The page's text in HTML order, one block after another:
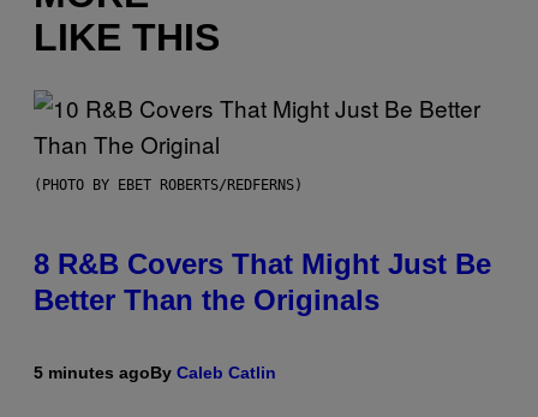
LIKE THIS
(PHOTO BY EBET ROBERTS/REDFERNS)
8 R&B Covers That Might Just Be
Better Than the Originals
5 minutes agoBy Caleb Catlin